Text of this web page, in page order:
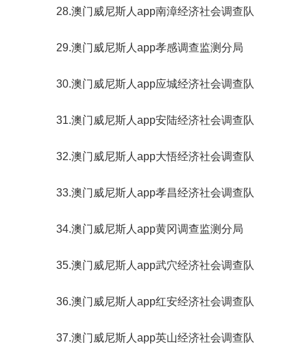
28.澳门威尼斯人app南漳经济社会调查队
29.澳门威尼斯人app孝感调查监测分局
30.澳门威尼斯人app应城经济社会调查队
31.澳门威尼斯人app安陆经济社会调查队
32.澳门威尼斯人app大悟经济社会调查队
33.澳门威尼斯人app孝昌经济社会调查队
34.澳门威尼斯人app黄冈调查监测分局
35.澳门威尼斯人app武穴经济社会调查队
36.澳门威尼斯人app红安经济社会调查队
37.澳门威尼斯人app英山经济社会调查队